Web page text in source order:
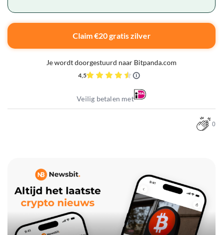
Claim €20 gratis zilver
Je wordt doorgestuurd naar Bitpanda.com
4,5
Veilig betalen met
0